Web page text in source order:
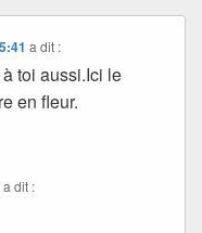
a dit :
toi aussi.Ici le
en fleur.
a dit :